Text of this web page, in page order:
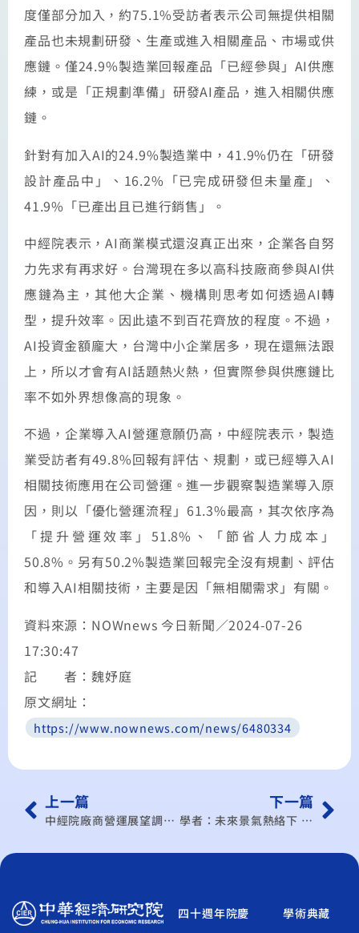
度僅部分加入，約75.1%受訪者表示公司無提供相關
產品也未規劃研發、生產或進入相關產品、市場或供
應鏈。僅24.9%製造業回報產品「已經參與」AI供應
練，或是「正規劃準備」研發AI產品，進入相關供應
鏈。
針對有加入AI的24.9%製造業中，41.9%仍在「研發
設計產品中」、16.2%「已完成研發但未量產」、
41.9%「已產出且已進行銷售」。
中經院表示，AI商業模式還沒真正出來，企業各自努
力先求有再求好。台灣現在多以高科技廠商參與AI供
應鏈為主，其他大企業、機構則思考如何透過AI轉
型，提升效率。因此遠不到百花齊放的程度。不過，
AI投資金額龐大，台灣中小企業居多，現在還無法跟
上，所以才會有AI話題熱火熱，但實際參與供應鏈比
率不如外界想像高的現象。
不過，企業導入AI營運意願仍高，中經院表示，製造
業受訪者有49.8%回報有評估、規劃，或已經導入AI
相關技術應用在公司營運。進一步觀察製造業導入原
因，則以「優化營運流程」61.3%最高，其次依序為
「提升營運效率」51.8%、「節省人力成本」
50.8%。另有50.2%製造業回報完全沒有規劃、評估
和導入AI相關技術，主要是因「無相關需求」有關。
資料來源：NOWnews 今日新聞／2024-07-26
17:30:47
記 者：魏妤庭
原文網址：
https://www.nownews.com/news/6480334
上一篇
中經院廠商營運展望調查 製造業轉擴張、中斷連四期緊縮
下一篇
學者：未來景氣熱絡下 仍有3隱憂
四十週年院慶
學術典藏